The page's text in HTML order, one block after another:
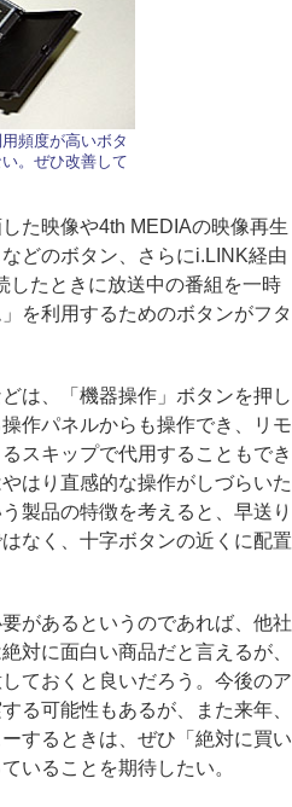
頻度が高いボタ
。ぜひ改善して
た映像や4th MEDIAの映像再生
どのボタン、さらにi.LINK経由
したときに放送中の番組を一時
を利用するためのボタンがフタ
は、「機器操作」ボタンを押し
作パネルからも操作でき、リモ
スキップで代用することもでき
はり直感的な操作がしづらいた
製品の特徴を考えると、早送り
なく、十字ボタンの近くに配置
があるというのであれば、他社
対に面白い商品だと言えるが、
ておくと良いだろう。今後のア
る可能性もあるが、また来年、
するときは、ぜひ「絶対に買い
いることを期待したい。